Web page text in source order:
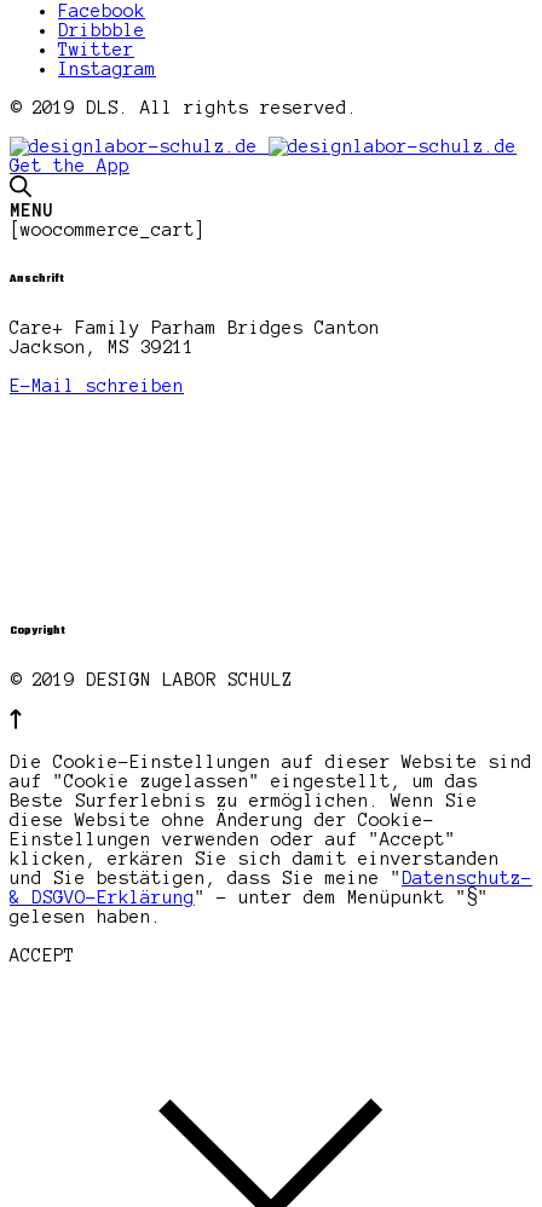
Facebook
Dribbble
Twitter
Instagram
© 2019 DLS. All rights reserved.
Get the App
MENU
[woocommerce_cart]
Anschrift
Care+ Family Parham Bridges Canton
Jackson, MS 39211
E-Mail schreiben
Copyright
© 2019 DESIGN LABOR SCHULZ
Die Cookie-Einstellungen auf dieser Website sind
auf "Cookie zugelassen" eingestellt, um das
Beste Surferlebnis zu ermöglichen. Wenn Sie
diese Website ohne Änderung der Cookie-
Einstellungen verwenden oder auf "Accept"
klicken, erkären Sie sich damit einverstanden
und Sie bestätigen, dass Sie meine " Datenschutz-
& DSGVO-Erklärung" - unter dem Menüpunkt "§"
gelesen haben.
ACCEPT